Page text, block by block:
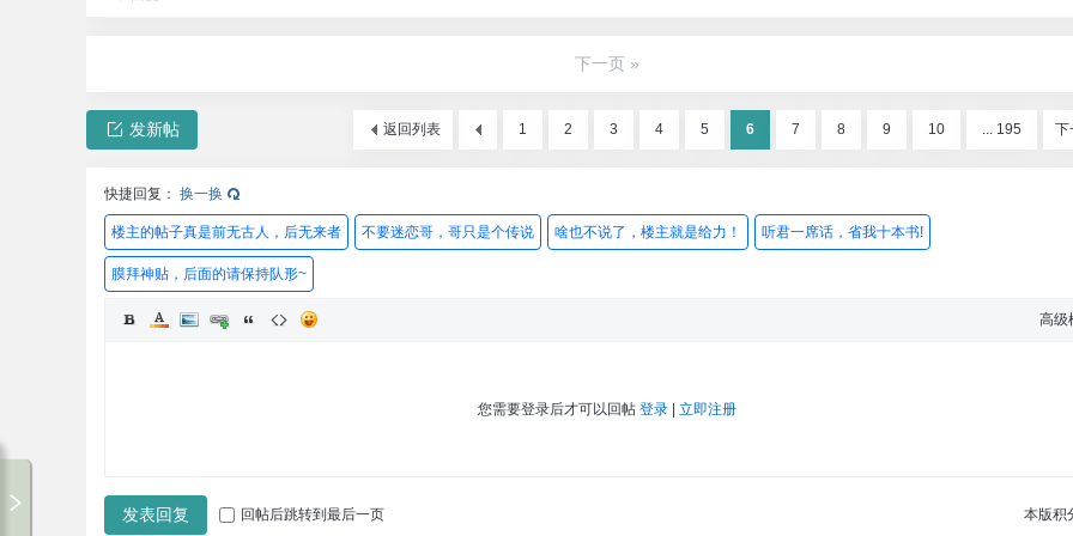
下一页 »
1 2 3 4 5 6 7 8 9 10 ... 195 下
返回列表
发新帖
快捷回复： 换一换
楼主的帖子真是前无古人，后无来者 不要迷恋哥，哥只是个传说 啥也不说了，楼主就是给力！ 听君一席话，省我十本书!
膜拜神贴，后面的请保持队形~
高级
您需要登录后才可以回帖 登录 立即注册
本版积
发表回复 回帖后跳转到最后一页